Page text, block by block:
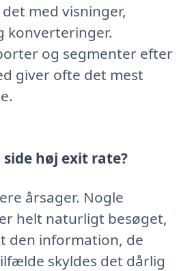
med visninger,
konverteringer.
og segmenter efter
giver ofte det mest
høj exit rate?
årsager. Nogle
helt naturligt besøget,
den information, de
skyldes det dårlig